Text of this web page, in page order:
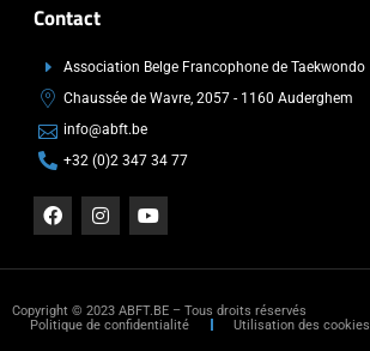
Contact
Association Belge Francophone de Taekwondo
Chaussée de Wavre, 2057 - 1160 Auderghem
info@abft.be
+32 (0)2 347 34 77
Copyright © 2023 ABFT.BE – Tous droits réservés
Politique de confidentialité
Utilisation des cookies